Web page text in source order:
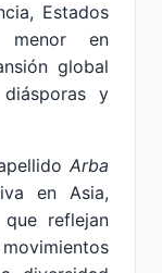
Estados
menor en
global
y
Arba
en Asia,
reflejan